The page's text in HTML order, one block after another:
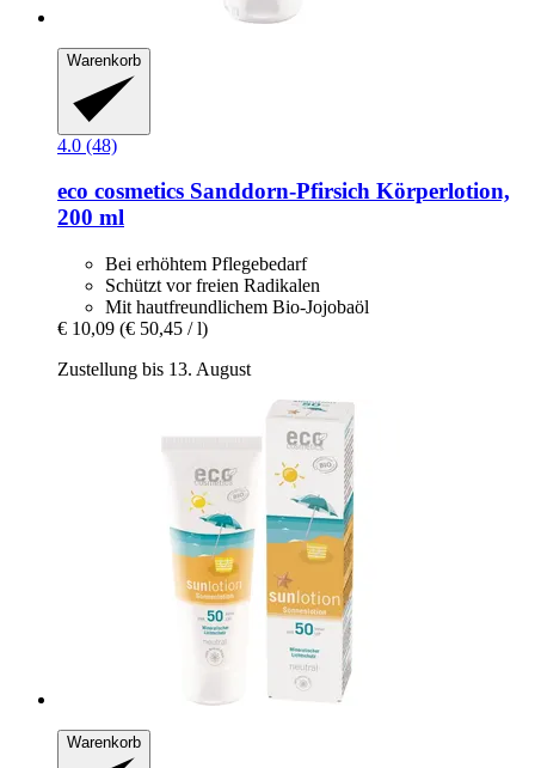
Warenkorb
4.0 (48)
eco cosmetics Sanddorn-​Pfirsich Körperlotion,
200 ml
Bei erhöhtem Pflegebedarf
Schützt vor freien Radikalen
Mit hautfreundlichem Bio-Jojobaöl
€ 10,09 (€ 50,45 / l)
Zustellung bis 13. August
Warenkorb